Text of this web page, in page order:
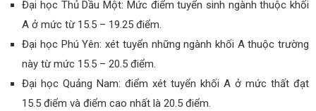
Đại học Thủ Dầu Một: Mức điểm tuyển sinh ngành thuộc khối
A ở mức từ 15.5 – 19.25 điểm.
Đại học Phú Yên: xét tuyển những ngành khối A thuộc trường
này từ mức 15.5 – 20.5 điểm.
Đại học Quảng Nam: điểm xét tuyển khối A ở mức thất đạt
15.5 điểm và điểm cao nhất là 20.5 điểm.